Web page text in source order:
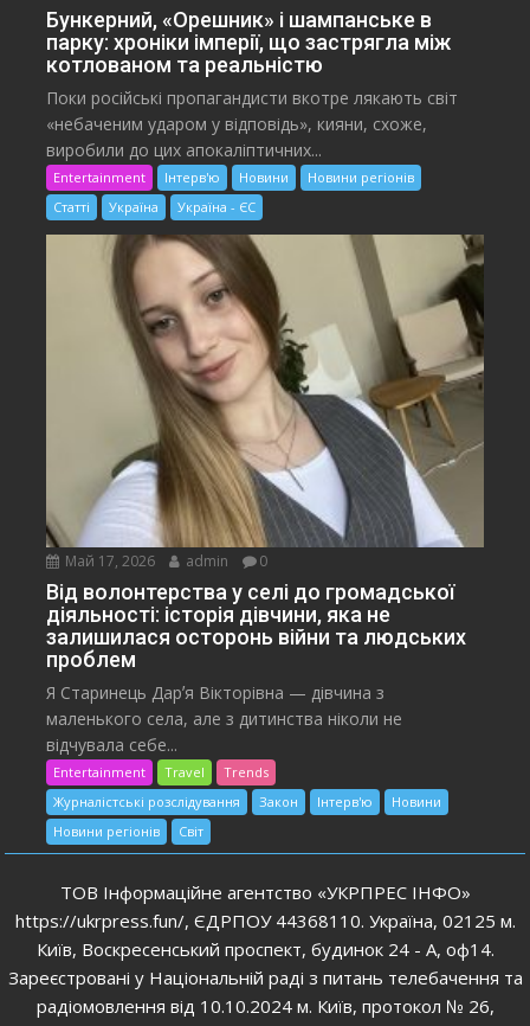
Бункерний, «Орешник» і шампанське в
парку: хроніки імперії, що застрягла між
котлованом та реальністю
Поки російські пропагандисти вкотре лякають світ
«небаченим ударом у відповідь», кияни, схоже,
виробили до цих апокаліптичних...
Entertainment Інтерв'ю Новини
Новини регіонів
Статті
Україна Україна - ЄС
Май 17, 2026 admin 0
Від волонтерства у селі до громадської
діяльності: історія дівчини, яка не
залишилася осторонь війни та людських
проблем
Я Старинець Дарʼя Вікторівна — дівчина з
маленького села, але з дитинства ніколи не
відчувала себе...
Entertainment Travel
Trends
Журналістські розслідування
Закон Інтерв'ю
Новини
Новини регіонів
Світ
ТОВ Інформаційне агентство «УКРПРЕС ІНФО»
https://ukrpress.fun/, ЄДРПОУ 44368110. Україна, 02125 м.
Київ, Воскресенський проспект, будинок 24 - А, оф14.
Зареєстровані у Національній раді з питань телебачення та
радіомовлення від 10.10.2024 м. Київ, протокол № 26,